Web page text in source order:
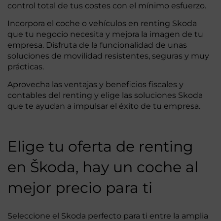
control total de tus costes con el mínimo esfuerzo.
Incorpora el coche o vehículos en renting Skoda
que tu negocio necesita y mejora la imagen de tu
empresa. Disfruta de la funcionalidad de unas
soluciones de movilidad resistentes, seguras y muy
prácticas.
Aprovecha las ventajas y beneficios fiscales y
contables del renting y elige las soluciones Skoda
que te ayudan a impulsar el éxito de tu empresa.
Elige tu oferta de renting
en Škoda, hay un coche al
mejor precio para ti
Seleccione el Skoda perfecto para ti entre la amplia